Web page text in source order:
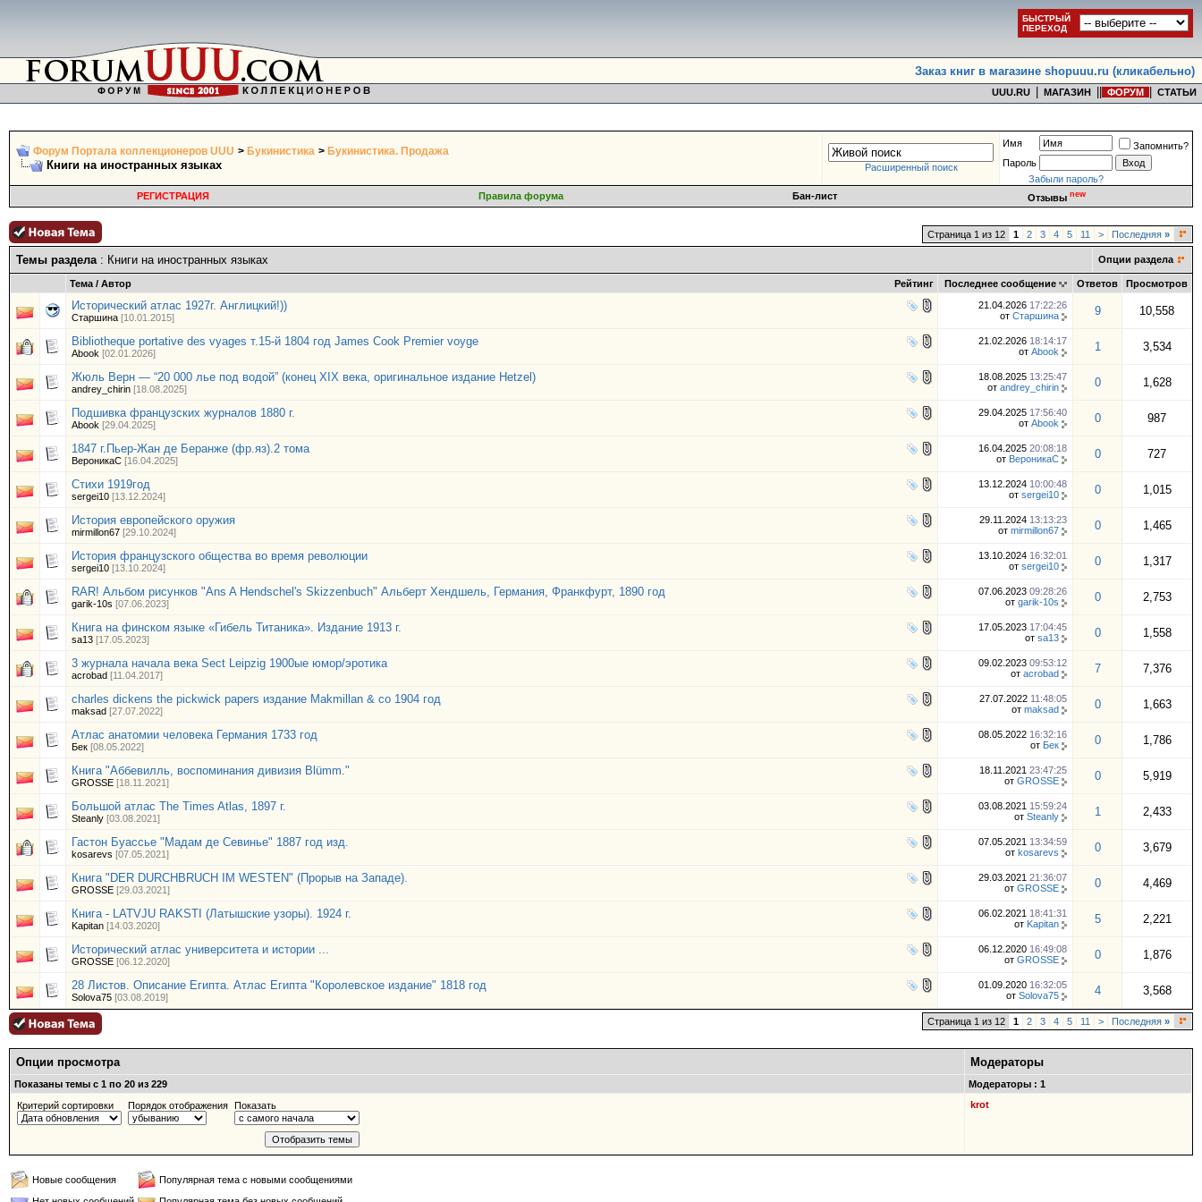
БЫСТРЫЙ
ПЕРЕХОД
Заказ книг в магазине shopuuu.ru (кликабельно)
UUU.RU МАГАЗИН ФОРУМ СТАТЬИ
Форум Портала коллекционеров UUU > Букинистика > Букинистика. Продажа
Книги на иностранных языках Расширенный поиск
Имя
Запомнить?
Пароль
Забыли пароль?
РЕГИСТРАЦИЯ
Правила форума Бан-лист Отзывы new
Страница 1 из 12 1 2 3 4 5 11 > Последняя »
Темы раздела: Книги на иностранных языках Опции раздела
Рейтинг
Тема / Автор Последнее сообщение Ответов Просмотров
Исторический атлас 1927г. Англицкий!))
Старшина [10.01.2015]
21.04.2026 17:22:26
от Старшина 9 10,558
Bibliotheque portative des vyages т.15-й 1804 год James Cook Premier voyge
Abook [02.01.2026]
21.02.2026 18:14:17
от Abook 1 3,534
Жюль Верн — “20 000 лье под водой” (конец XIX века, оригинальное издание Hetzel)
andrey_chirin [18.08.2025]
18.08.2025 13:25:47
от andrey_chirin 0 1,628
Подшивка французских журналов 1880 г.
Abook [29.04.2025]
29.04.2025 17:56:40
от Abook 0 987
1847 г.Пьер-Жан де Беранже (фр.яз).2 тома
ВероникаС [16.04.2025]
16.04.2025 20:08:18
от ВероникаС 0 727
Стихи 1919год
sergei10 [13.12.2024]
13.12.2024 10:00:48
от sergei10 0 1,015
История европейского оружия
mirmillon67 [29.10.2024]
29.11.2024 13:13:23
от mirmillon67 0 1,465
История французского общества во время революции
sergei10 [13.10.2024]
13.10.2024 16:32:01
от sergei10 0 1,317
RAR! Альбом рисунков "Ans A Hendschel's Skizzenbuch" Альберт Хендшель, Германия, Франкфурт, 1890 год
garik-10s [07.06.2023]
07.06.2023 09:28:26
от garik-10s 0 2,753
Книга на финском языке «Гибель Титаника». Издание 1913 г.
sa13 [17.05.2023]
17.05.2023 17:04:45
от sa13 0 1,558
3 журнала начала века Sect Leipzig 1900ые юмор/эротика
acrobad [11.04.2017]
09.02.2023 09:53:12
от acrobad 7 7,376
charles dickens the pickwick papers издание Makmillan & co 1904 год
maksad [27.07.2022]
27.07.2022 11:48:05
от maksad 0 1,663
Атлас анатомии человека Германия 1733 год
Бек [08.05.2022]
08.05.2022 16:32:16
от Бек 0 1,786
Книга "Аббевилль, воспоминания дивизия Blümm."
GROSSE [18.11.2021]
18.11.2021 23:47:25
от GROSSE 0 5,919
Большой атлас The Times Atlas, 1897 г.
Steanly [03.08.2021]
03.08.2021 15:59:24
от Steanly 1 2,433
Гастон Буассье "Мадам де Севинье" 1887 год изд.
kosarevs [07.05.2021]
07.05.2021 13:34:59
от kosarevs 0 3,679
Книга "DER DURCHBRUCH IM WESTEN" (Прорыв на Западе).
GROSSE [29.03.2021]
29.03.2021 21:36:07
от GROSSE 0 4,469
Книга - LATVJU RAKSTI (Латышские узоры). 1924 г.
Kapitan [14.03.2020]
06.02.2021 18:41:31
от Kapitan 5 2,221
Исторический атлас университета и истории ...
GROSSE [06.12.2020]
06.12.2020 16:49:08
от GROSSE 0 1,876
28 Листов. Описание Египта. Атлас Египта "Королевское издание" 1818 год
Solova75 [03.08.2019]
01.09.2020 16:32:05
от Solova75 4 3,568
Страница 1 из 12 1 2 3 4 5 11 > Последняя »
Опции просмотра Модераторы
Показаны темы с 1 по 20 из 229
Модераторы : 1
Критерий сортировки
Порядок отображения Показать krot
Новые сообщения
Популярная тема с новыми сообщениями